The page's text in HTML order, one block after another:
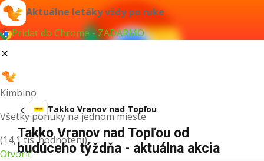
Aktuálne letáky vždy po ruke
Pridať do Chrome - ZADARMO
Kimbino
Všetky ponuky na jednom mieste
(14,1 tis. hodnotení)
Otvoriť
Takko Vranov nad Topľou
Takko Vranov nad Topľou od
budúceho týždňa - aktuálna akcia